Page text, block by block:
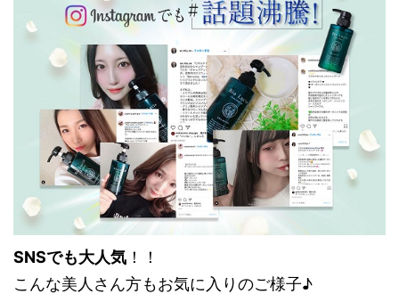
SNSでも大人気 ！！
こんな美人さん方もお気に入りのご様子♪